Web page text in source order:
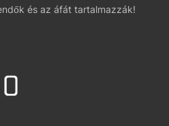
és az áfát tartalmazzák!